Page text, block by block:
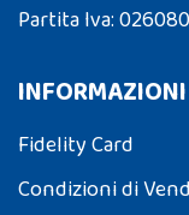
Partita Iva:
Fidelity Card
Condizioni di